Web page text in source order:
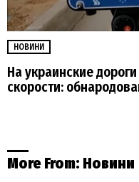
НОВИНИ
На украинские
скорости:
More From: Новини